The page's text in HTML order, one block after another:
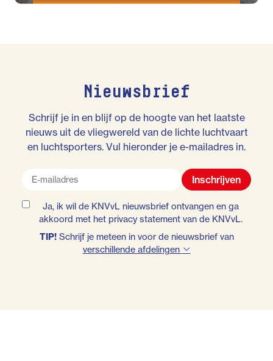
Nieuwsbrief
Schrijf je in en blijf op de hoogte van het laatste
nieuws uit de vliegwereld van de lichte luchtvaart
en luchtsporters. Vul hieronder je e-mailadres in.
Inschrijven
Ja, ik wil de KNVvL nieuwsbrief ontvangen en ga
akkoord met het privacy statementvan de KNVvL.
TIP!Schrijf je meteen in voor de nieuwsbrief van
verschillende afdelingen